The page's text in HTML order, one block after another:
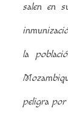
salen en
la
peligra por